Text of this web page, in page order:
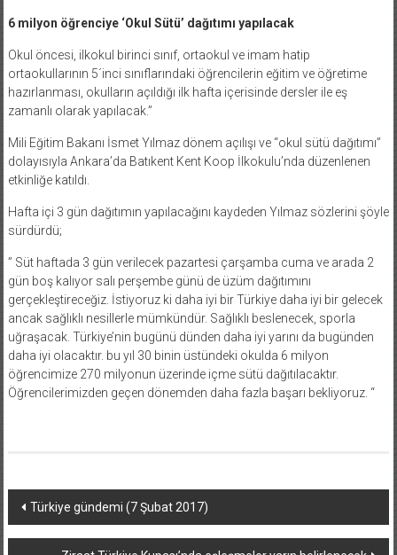
6 milyon öğrenciye ‘Okul Sütü’ dağıtımı yapılacak
Okul öncesi, ilkokul birinci sınıf, ortaokul ve imam hatip
ortaokullarının 5´inci sınıflarındaki öğrencilerin eğitim ve öğretime
hazırlanması, okulların açıldığı ilk hafta içerisinde dersler ile eş
zamanlı olarak yapılacak.”
Mili Eğitim Bakanı İsmet Yılmaz dönem açılışı ve “okul sütü dağıtımı”
dolayısıyla Ankara’da Batıkent Kent Koop İlkokulu’nda düzenlenen
etkinliğe katıldı.
Hafta içi 3 gün dağıtımın yapılacağını kaydeden Yılmaz sözlerini şöyle
sürdürdü;
” Süt haftada 3 gün verilecek pazartesi çarşamba cuma ve arada 2
gün boş kalıyor salı perşembe günü de üzüm dağıtımını
gerçekleştireceğiz. İstiyoruz ki daha iyi bir Türkiye daha iyi bir gelecek
ancak sağlıklı nesillerle mümkündür. Sağlıklı beslenecek, sporla
uğraşacak. Türkiye’nin bugünü dünden daha iyi yarını da bugünden
daha iyi olacaktır. bu yıl 30 binin üstündeki okulda 6 milyon
öğrencimize 270 milyonun üzerinde içme sütü dağıtılacaktır.
Öğrencilerimizden geçen dönemden daha fazla başarı bekliyoruz. “
Yazı
dolaşımı
Türkiye gündemi (7 Şubat 2017)